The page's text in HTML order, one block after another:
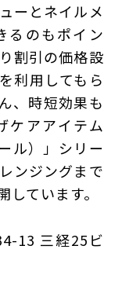
ーとネイルメ
るのもポイン
割引の価格設
利用してもら
、時短効果も
ケアアイテム
ル）」シリー
ンジングまで
ています。
13 三経25ビ